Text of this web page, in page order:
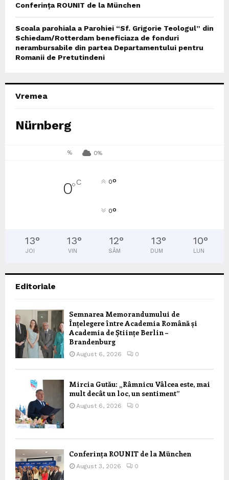
Conferința ROUNIT de la München
Scoala parohiala a Parohiei “Sf. Grigorie Teologul” din
Schiedam/Rotterdam beneficiaza de fonduri
nerambursabile din partea Departamentului pentru
Romanii de Pretutindeni
Vremea
Nürnberg
% 0%
0°C 0°
0°
13°
JOI
13°
VIN
12°
SÂM
13°
DUM
10°
LUN
Editoriale
Semnarea Memorandumului de
Înțelegere între Academia Română și
Academia de Științe Berlin –
Brandenburg
August 6, 2026 0
Mircia Gutău: „Râmnicu Vâlcea este, mai
mult decât un loc, un sentiment”
August 6, 2026 0
Conferința ROUNIT de la München
August 3, 2026 0